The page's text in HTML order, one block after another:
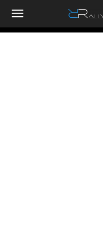
RallyandRaces.com